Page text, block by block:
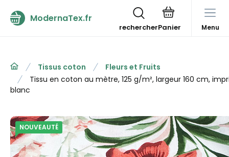
ModernaTex.fr
rechercher Menu
Tissus coton
Fleurs et Fruits
Tissu en coton au mètre, 125 g/m², largeur 160 cm,
blanc
NOUVEAUTÉ